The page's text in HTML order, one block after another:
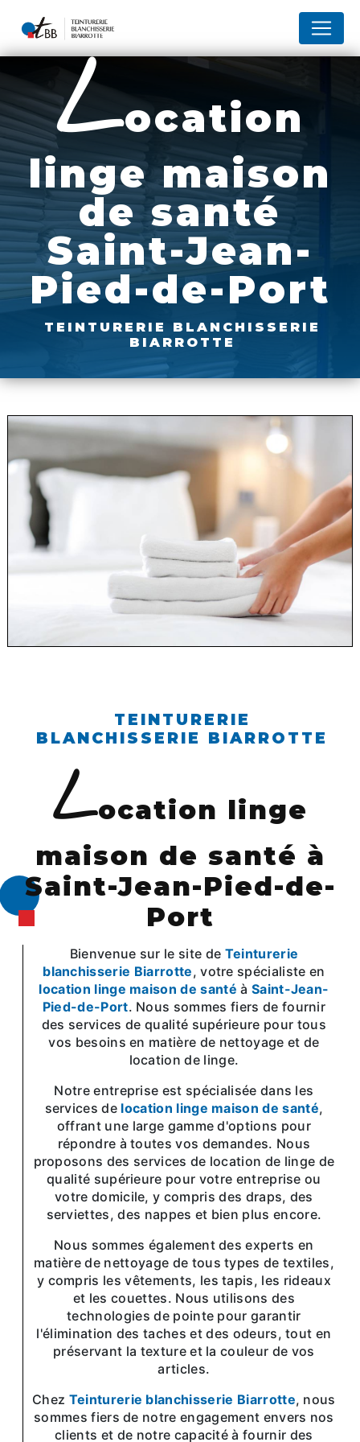
location
linge maison
de santé
Saint-Jean-
Pied-de-Port
TEINTURERIE BLANCHISSERIE
BIARROTTE
TEINTURERIE
BLANCHISSERIE BIARROTTE
location linge
maison de santé à
Saint-Jean-Pied-de-
Port
Bienvenue sur le site de Teinturerie
blanchisserie Biarrotte, votre spécialiste en
location linge maison de santé à Saint-Jean-
Pied-de-Port. Nous sommes fiers de fournir
des services de qualité supérieure pour tous
vos besoins en matière de nettoyage et de
location de linge.
Notre entreprise est spécialisée dans les
services de location linge maison de santé,
offrant une large gamme d'options pour
répondre à toutes vos demandes. Nous
proposons des services de location de linge de
qualité supérieure pour votre entreprise ou
votre domicile, y compris des draps, des
serviettes, des nappes et bien plus encore.
Nous sommes également des experts en
matière de nettoyage de tous types de textiles,
y compris les vêtements, les tapis, les rideaux
et les couettes. Nous utilisons des
technologies de pointe pour garantir
l'élimination des taches et des odeurs, tout en
préservant la texture et la couleur de vos
articles.
Chez Teinturerie blanchisserie Biarrotte, nous
sommes fiers de notre engagement envers nos
clients et de notre capacité à fournir des